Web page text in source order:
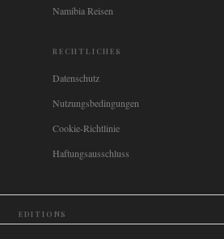
Namibia Reisen
RECHTLICHES
Datenschutz
Nutzungsbedingungen
Cookie-Richtlinie
Haftungsausschluss
EDITIONS